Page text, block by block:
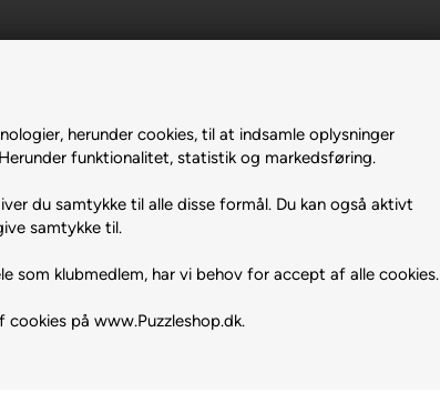
herunder cookies, til at indsamle oplysninger
funktionalitet, statistik og markedsføring.
du samtykke til alle disse formål. Du kan også aktivt
samtykke til.
som klubmedlem, har vi behov for accept af alle cookies.
på www.Puzzleshop.dk.